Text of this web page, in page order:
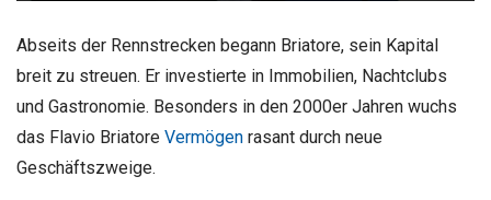
Abseits der Rennstrecken begann Briatore, sein Kapital
breit zu streuen. Er investierte in Immobilien, Nachtclubs
und Gastronomie. Besonders in den 2000er Jahren wuchs
das Flavio Briatore Vermögen rasant durch neue
Geschäftszweige.